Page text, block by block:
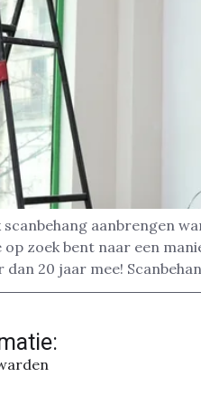
aanbrengen
op zoek bent naar een
20 jaar mee!